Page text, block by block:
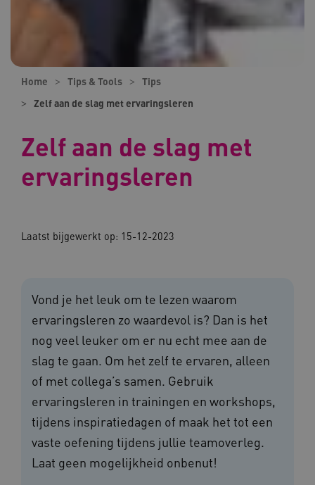
Home Tips & Tools
Tips
Zelf aan de slag met ervaringsleren
Zelf aan de slag met
ervaringsleren
Laatst bijgewerkt op: 15-12-2023
Vond je het leuk om te lezen waarom
ervaringsleren zo waardevol is? Dan is het
nog veel leuker om er nu echt mee aan de
slag te gaan. Om het zelf te ervaren, alleen
of met collega’s samen. Gebruik
ervaringsleren in trainingen en workshops,
tijdens inspiratiedagen of maak het tot een
vaste oefening tijdens jullie teamoverleg.
Laat geen mogelijkheid onbenut!